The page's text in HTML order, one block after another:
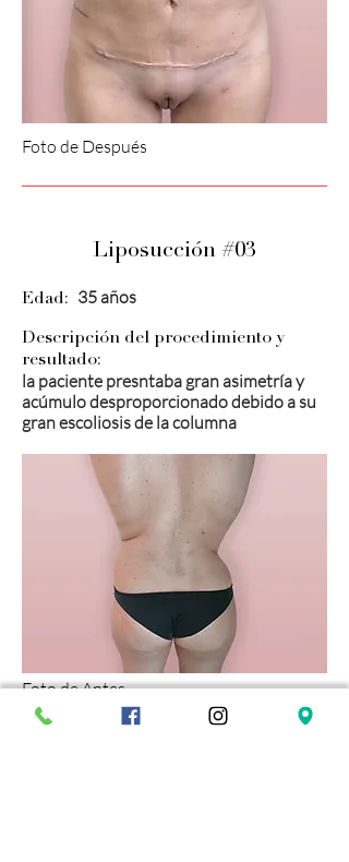
Foto de Después
Liposucción #03
Edad: 35 años
Descripción del procedimiento y
resultado:
la paciente presntaba gran asimetría y
acúmulo desproporcionado debido a su
gran escoliosis de la columna
Foto de Antes